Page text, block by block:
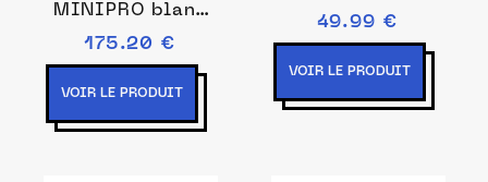
MINIPRO blanc
Couleurs Blanc
175.20 €
VOIR LE PRODUIT
vitesses, 600 W,
Fabriqué en
France, Noir,Pied
mixeur
49.99 €
VOIR LE PRODUIT